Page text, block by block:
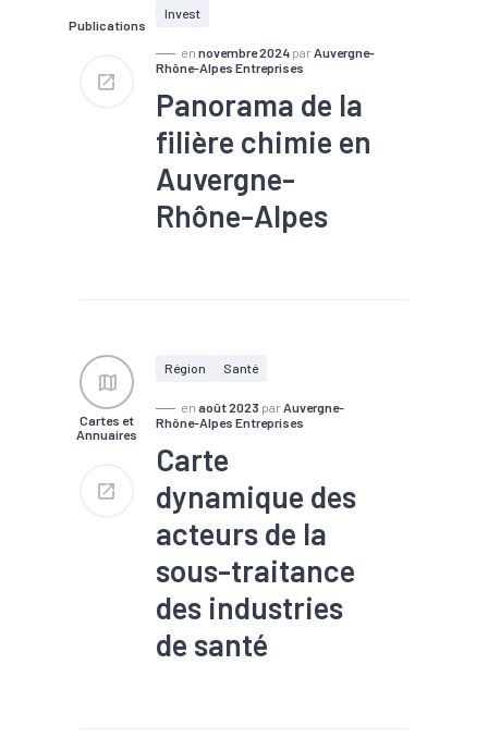
Publications
Invest
en novembre 2024 par Auvergne-
Rhône-Alpes Entreprises
Panorama de la
filière chimie en
Auvergne-
Rhône-Alpes
#Métier
#Pharmaceutique
Cartes et
Annuaires
Région Santé
en août 2023 par Auvergne-
Rhône-Alpes Entreprises
Carte
dynamique des
acteurs de la
sous-traitance
des industries
de santé